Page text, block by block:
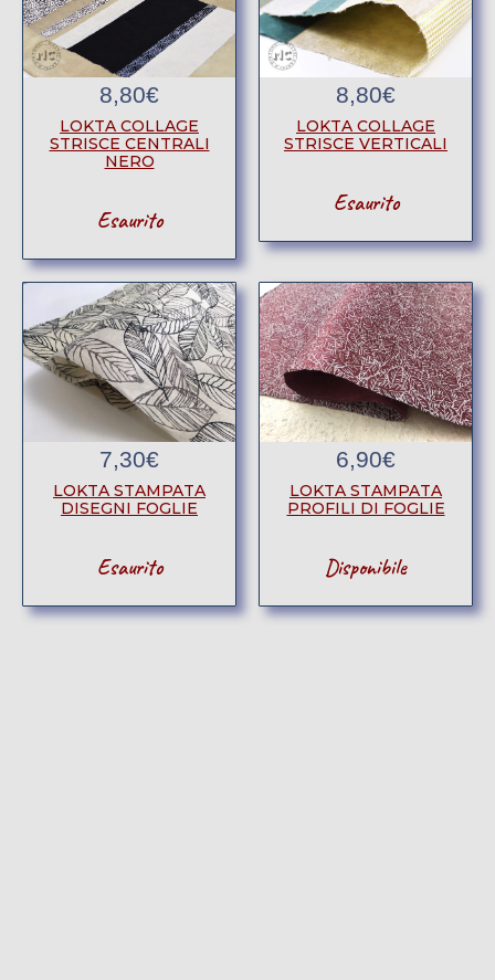
8,80€
LOKTA COLLAGE
STRISCE CENTRALI
NERO
Esaurito
8,80€
LOKTA COLLAGE
STRISCE VERTICALI
Esaurito
7,30€
LOKTA STAMPATA
DISEGNI FOGLIE
Esaurito
6,90€
LOKTA STAMPATA
PROFILI DI FOGLIE
Disponibile